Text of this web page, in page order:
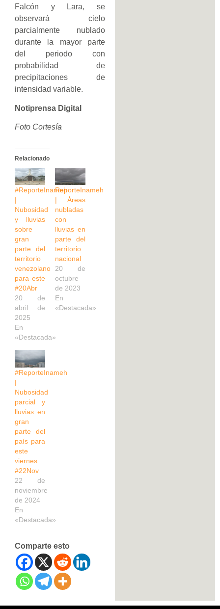
Falcón y Lara, se
observará cielo
parcialmente nublado
durante la mayor parte
del periodo con
probabilidad de
precipitaciones de
intensidad variable.
Notiprensa Digital
Foto Cortesía
Relacionado
#ReporteInameh
|
Nubosidad
y lluvias
sobre
gran
parte del
territorio
venezolano
para este
#20Abr
20 de
abril de
2025
En
«Destacada»
ReporteInameh
| Áreas
nubladas
con
lluvias en
parte del
territorio
nacional
20 de
octubre
de 2023
En
«Destacada»
#ReporteInameh
|
Nubosidad
parcial y
lluvias en
gran
parte del
país para
este
viernes
#22Nov
22 de
noviembre
de 2024
En
«Destacada»
Comparte esto